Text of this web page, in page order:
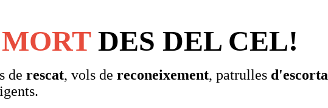
MORTDES DEL CEL!
de rescat, vols de reconeixement, patrulles d'escorta